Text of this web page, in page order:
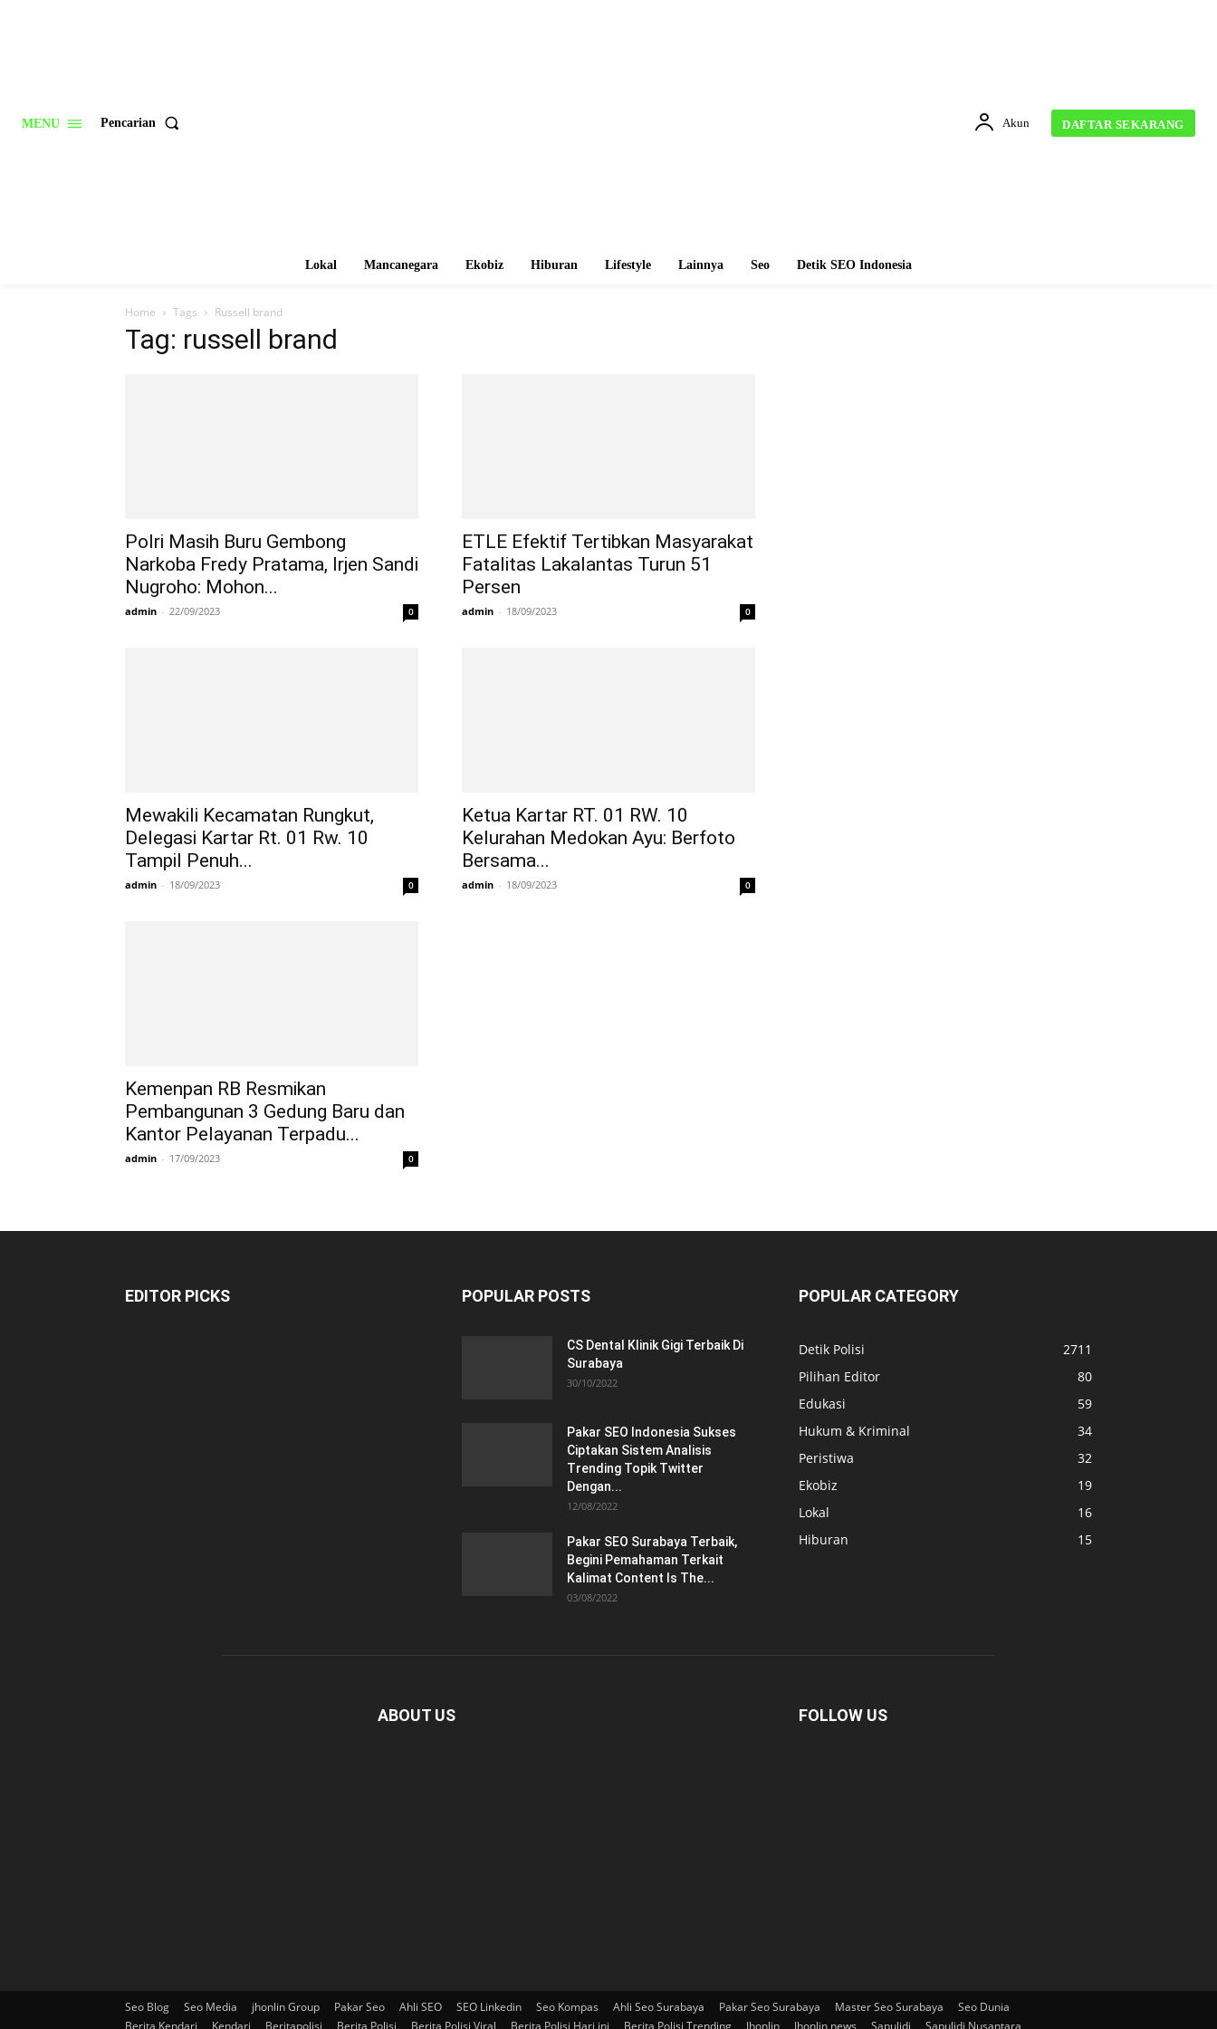
MENU Pencarian Akun DAFTAR SEKARANG
Lokal Mancanegara Ekobiz Hiburan Lifestyle Lainnya Seo Detik SEO Indonesia
Home Tags Russell brand
Tag: russell brand
Polri Masih Buru Gembong
Narkoba Fredy Pratama, Irjen Sandi
Nugroho: Mohon...
admin - 22/09/2023 0
ETLE Efektif Tertibkan Masyarakat
Fatalitas Lakalantas Turun 51
Persen
admin - 18/09/2023 0
Mewakili Kecamatan Rungkut,
Delegasi Kartar Rt. 01 Rw. 10
Tampil Penuh...
admin - 18/09/2023 0
Ketua Kartar RT. 01 RW. 10
Kelurahan Medokan Ayu: Berfoto
Bersama...
admin - 18/09/2023 0
Kemenpan RB Resmikan
Pembangunan 3 Gedung Baru dan
Kantor Pelayanan Terpadu...
admin - 17/09/2023 0
EDITOR PICKS POPULAR POSTS
CS Dental Klinik Gigi Terbaik Di
Surabaya
30/10/2022
Pakar SEO Indonesia Sukses
Ciptakan Sistem Analisis
Trending Topik Twitter
Dengan...
12/08/2022
Pakar SEO Surabaya Terbaik,
Begini Pemahaman Terkait
Kalimat Content Is The...
03/08/2022
POPULAR CATEGORY
Detik Polisi
2711
Pilihan Editor
80
Edukasi
59
Hukum & Kriminal
34
Peristiwa
32
Ekobiz
19
Lokal
16
Hiburan
15
ABOUT US FOLLOW US
Seo Blog Seo Media jhonlin Group Pakar Seo Ahli SEO SEO Linkedin Seo Kompas Ahli Seo Surabaya Pakar Seo Surabaya Master Seo Surabaya
Seo Dunia
Berita Kendari
Kendari Beritapolisi Berita Polisi Berita Polisi Viral Berita Polisi Hari ini Berita Polisi Trending Jhonlin Jhonlin news Sapulidi Sapulidi Nusantara